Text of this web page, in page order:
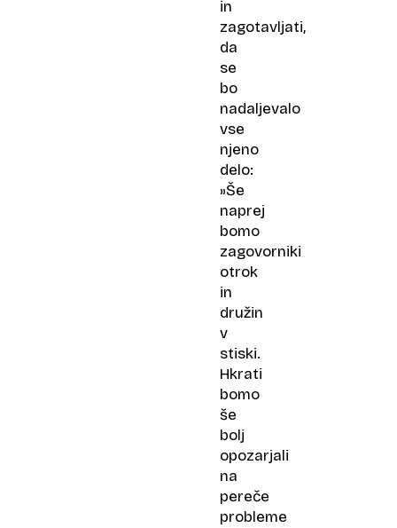
in
zagotavljati,
da
se
bo
nadaljevalo
vse
njeno
delo:
»Še
naprej
bomo
zagovorniki
otrok
in
družin
v
stiski.
Hkrati
bomo
še
bolj
opozarjali
na
pereče
probleme